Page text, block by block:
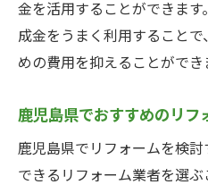
金を活用することができま
成金をうまく利用すること
めの費用を抑えることができ
鹿児島県でおすすめのリフ
鹿児島県でリフォームを検
できるリフォーム業者を選